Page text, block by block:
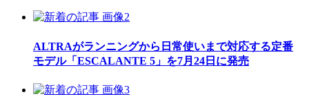
ALTRAがランニングから日常使いまで対応する定番
モデル「ESCALANTE 5」を7月24日に発売